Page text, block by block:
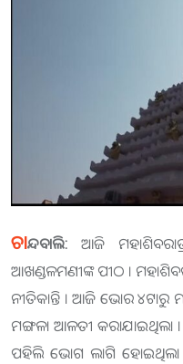
ଚାନ୍ଦବାଲି: ଆଜି
ଆଖଣ୍ଡଳମଣୀଙ୍କ ପୀଠ ।
ନୀତିକାନ୍ତି । ଆଜି ଭୋର ୪ଟାରୁ
ମଙ୍ଗଳା ଆଳତୀ କରାଯାଇଥିଲା
ପହିଲି ଭୋଗ ଲାଗି ହୋଇଥିଲା